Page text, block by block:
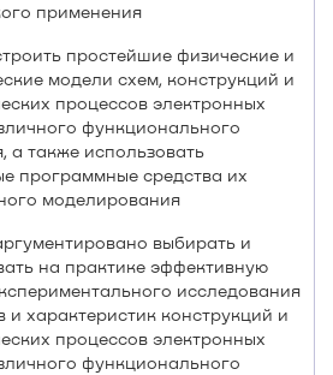
применения
простейшие физические и
модели схем, конструкций и
процессов электронных
функционального
а также использовать
программные средства их
моделирования
выбирать и
на практике эффективную
исследования
и характеристик конструкций и
процессов электронных
функционального